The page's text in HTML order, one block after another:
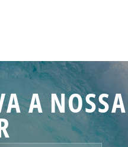
A NOSSA